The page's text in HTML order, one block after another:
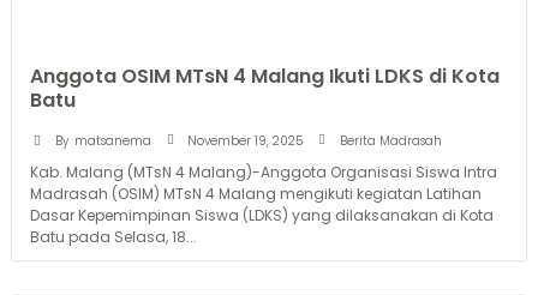
Anggota OSIM MTsN 4 Malang Ikuti LDKS di Kota
Batu
By matsanema November 19, 2025 Berita Madrasah
Kab. Malang (MTsN 4 Malang)-Anggota Organisasi Siswa Intra
Madrasah (OSIM) MTsN 4 Malang mengikuti kegiatan Latihan
Dasar Kepemimpinan Siswa (LDKS) yang dilaksanakan di Kota
Batu pada Selasa, 18...